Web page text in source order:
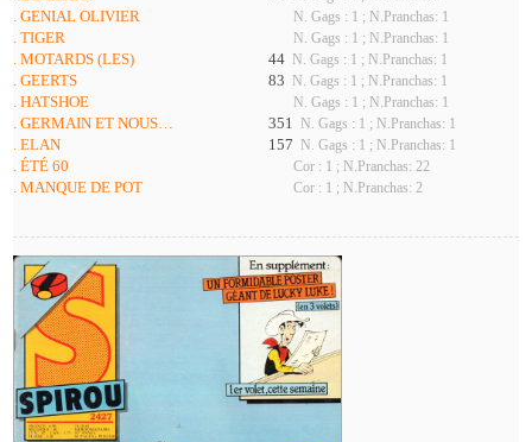
. GENIAL OLIVIER N. Gags : 1 ; N.Pranchas: 1
. TIGER N. Gags : 1 ; N.Pranchas: 1
. MOTARDS (LES) 44 N. Gags : 1 ; N.Pranchas: 1
. GEERTS 83 N. Gags : 1 ; N.Pranchas: 1
. HATSHOE N. Gags : 1 ; N.Pranchas: 1
. GERMAIN ET NOUS… 351 N. Gags : 1 ; N.Pranchas: 1
. ELAN 157 N. Gags : 1 ; N.Pranchas: 1
. ÉTÉ 60 Cor : 1 ; N.Pranchas: 22
. MANQUE DE POT Cor : 1 ; N.Pranchas: 2